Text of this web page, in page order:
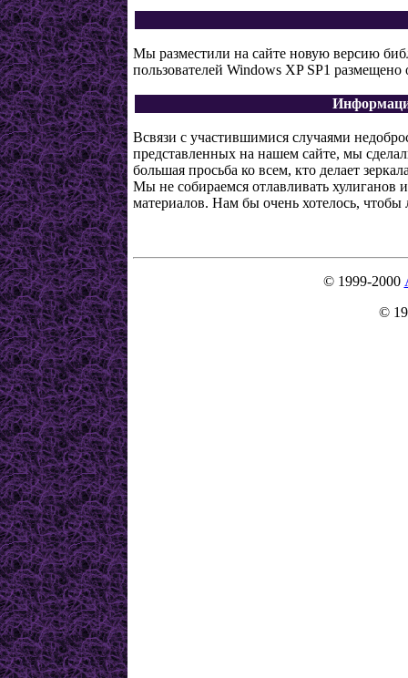
Мы разместили на сайте новую версию
пользователей Windows XP SP1
Всвязи с участившимися случаями
представленных на нашем сайте, мы
большая просьба ко всем, кто делает
Мы не собираемся отлавливать хулиганов
материалов. Нам бы очень хотелось,
© 1999-2000
©